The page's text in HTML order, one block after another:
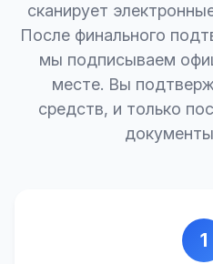
сканирует
После финального
мы подписываем
месте. Вы
средств, и только
1